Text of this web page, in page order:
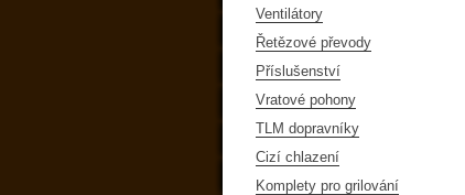
Ventilátory
Řetězové převody
Příslušenství
Vratové pohony
TLM dopravníky
Cizí chlazení
Komplety pro grilování